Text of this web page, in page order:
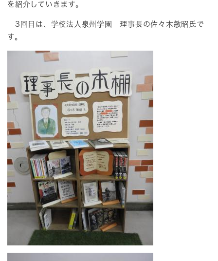
を紹介していきます。
3回目は、学校法人泉州学園 理事長の佐々木敏昭氏で
す。